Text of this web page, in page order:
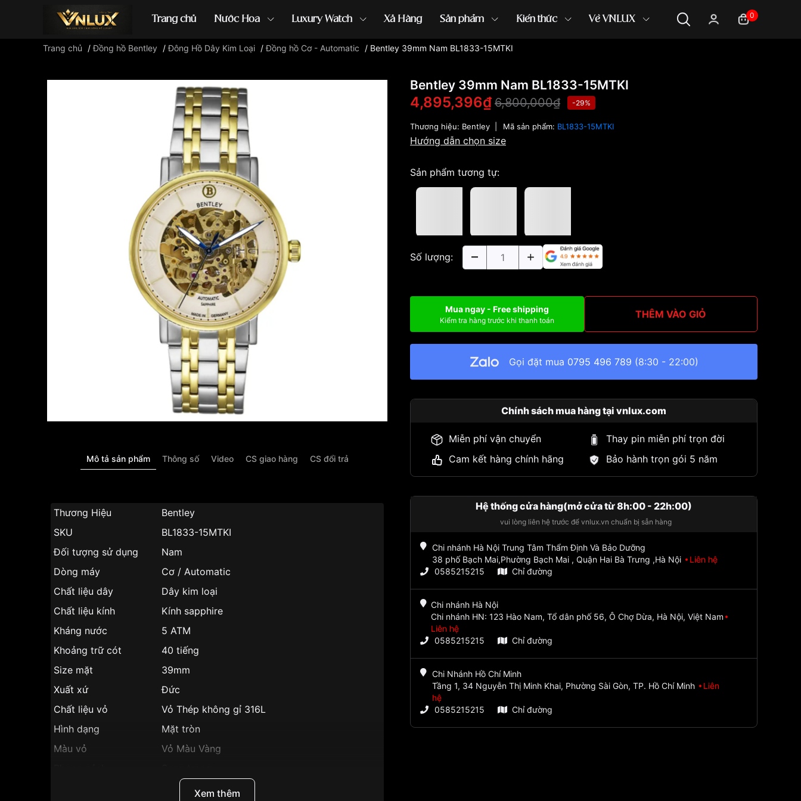
Trang chủ Nước Hoa Luxury Watch Xả Hàng Sản phẩm Kiến thức Về VNLUX 0
Đồng hồ casio đồng hồ G-Shock đồng hồ Orient ...
Trang chủ /Đồng hồ Bentley /Đông Hồ Dây Kim Loại /Đồng hồ Cơ - Automatic / Bentley 39mm Nam BL1833-15MTKI
Mô tả sản phẩm Thông số Video CS giao hàng CS đổi trả
Thương Hiệu
Bentley
SKU
BL1833-15MTKI
Đối tượng sử dụng
Nam
Dòng máy
Cơ / Automatic
Chất liệu dây
Dây kim loại
Chất liệu kính
Kính sapphire
Kháng nước
5 ATM
Khoảng trữ cót
40 tiếng
Size mặt
39mm
Xuất xứ
Đức
Chất liệu vỏ
Vỏ Thép không gỉ 316L
Hình dạng
Mặt tròn
Màu vỏ
Vỏ Màu Vàng
Hở tim lộ đáy, Dạ quang, Giờ, Phút, Giây
Xem thêm
Bentley 39mm Nam BL1833-15MTKI
4,895,396₫ 6,800,000₫ -29%
Thương hiệu: Bentley Mã sản phẩm: BL1833-15MTKI
Hướng dẫn chọn size
Sản phẩm tương tự:
Số lượng:
Mua ngay - Free shipping
Kiểm tra hàng trước khi thanh toán THÊM VÀO GIỎ
Gọi đặt mua 0795 496 789 (8:30 - 22:00)
Chính sách mua hàng tại vnlux.com
Miễn phí vận chuyển
Thay pin miễn phí trọn đời
Cam kết hàng chính hãng
Bảo hành trọn gói 5 năm
Hệ thống cửa hàng(mở cửa từ 8h:00 - 22h:00)
vui lòng liên hệ trước để vnlux.vn chuẩn bị sẵn hàng
Chi nhánh Hà Nội Trung Tâm Thẩm Định Và Bảo Dưỡng
38 phố Bạch Mai,Phường Bạch Mai , Quận Hai Bà Trưng ,Hà Nội
Liên hệ
0585215215
Chỉ đường
Chi nhánh Hà Nội
Chi nhánh HN: 123 Hào Nam, Tổ dân phố 56, Ô Chợ Dừa, Hà Nội, Việt Nam
Liên hệ
0585215215
Chỉ đường
Chi Nhánh Hồ Chí Minh
Tầng 1, 34 Nguyễn Thị Minh Khai, Phường Sài Gòn, TP. Hồ Chí Minh
Liên
hệ
0585215215
Chỉ đường